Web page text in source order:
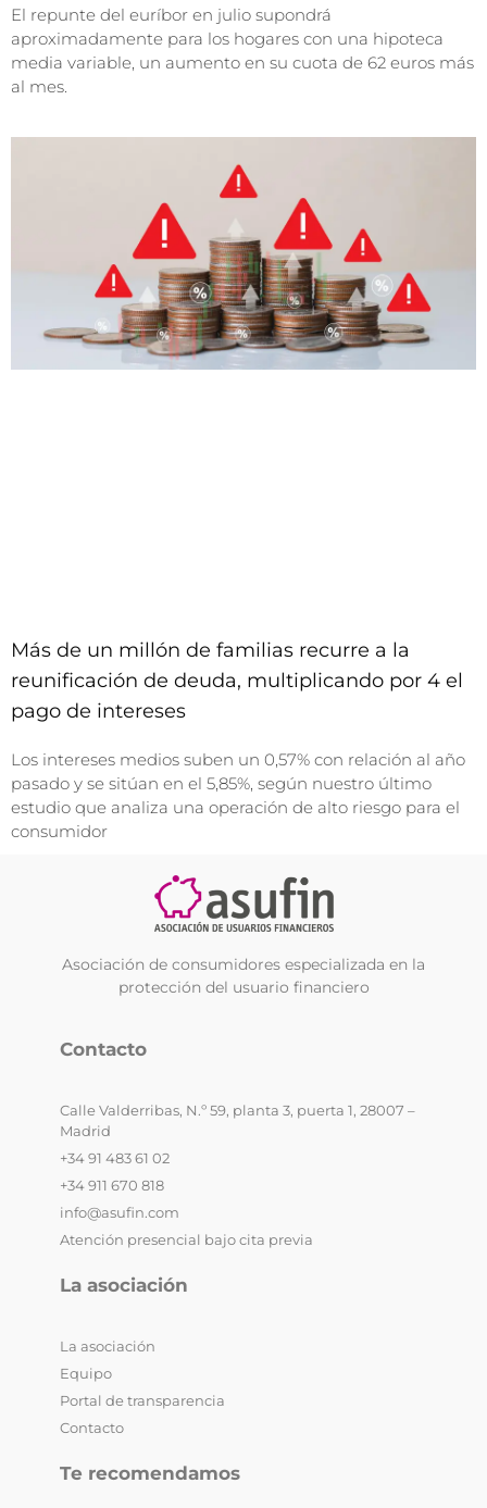
El repunte del euríbor en julio supondrá
aproximadamente para los hogares con una hipoteca
media variable, un aumento en su cuota de 62 euros más
al mes.
Más de un millón de familias recurre a la
reunificación de deuda, multiplicando por 4 el
pago de intereses
Los intereses medios suben un 0,57% con relación al año
pasado y se sitúan en el 5,85%, según nuestro último
estudio que analiza una operación de alto riesgo para el
consumidor
Asociación de consumidores especializada en la
protección del usuario financiero
Contacto
Calle Valderribas, N.º 59, planta 3, puerta 1, 28007 –
Madrid
+34 91 483 61 02
+34 911 670 818
info@asufin.com
Atención presencial bajo cita previa
La asociación
La asociación
Equipo
Portal de transparencia
Contacto
Te recomendamos